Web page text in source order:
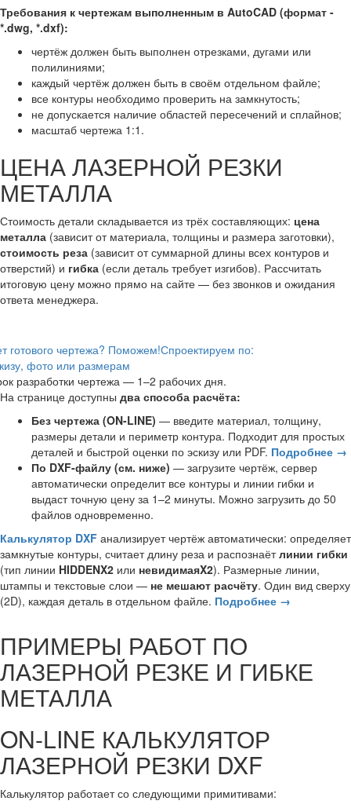
Требования к чертежам выполненным в AutoCAD (формат -
*.dwg, *.dxf):
чертёж должен быть выполнен отрезками, дугами или
полилиниями;
каждый чертёж должен быть в своём отдельном файле;
все контуры необходимо проверить на замкнутость;
не допускается наличие областей пересечений и сплайнов;
масштаб чертежа 1:1.
ЦЕНА ЛАЗЕРНОЙ РЕЗКИ
МЕТАЛЛА
Стоимость детали складывается из трёх составляющих: цена
металла (зависит от материала, толщины и размера заготовки),
стоимость реза (зависит от суммарной длины всех контуров и
отверстий) и гибка (если деталь требует изгибов). Рассчитать
итоговую цену можно прямо на сайте — без звонков и ожидания
ответа менеджера.
готового чертежа? Поможем!Спроектируем по:
фото или размерам
разработки чертежа — 1–2 рабочих дня.
На странице доступны два способа расчёта:
Без чертежа (ON-LINE) — введите материал, толщину,
размеры детали и периметр контура. Подходит для простых
деталей и быстрой оценки по эскизу или PDF. Подробнее →
По DXF-файлу (см. ниже) — загрузите чертёж, сервер
автоматически определит все контуры и линии гибки и
выдаст точную цену за 1–2 минуты. Можно загрузить до 50
файлов одновременно.
Калькулятор DXF анализирует чертёж автоматически: определяет
замкнутые контуры, считает длину реза и распознаётлинии гибки
(тип линии HIDDENX2 или невидимаяX2). Размерные линии,
штампы и текстовые слои — не мешают расчёту. Один вид сверху
(2D), каждая деталь в отдельном файле. Подробнее →
ПРИМЕРЫ РАБОТ ПО
ЛАЗЕРНОЙ РЕЗКЕ И ГИБКЕ
МЕТАЛЛА
ON-LINE КАЛЬКУЛЯТОР
ЛАЗЕРНОЙ РЕЗКИ DXF
Калькулятор работает со следующими примитивами: